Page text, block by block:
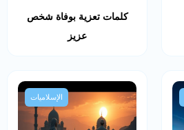
كلمات تعزية بوفاة شخص
عزيز
الإسلاميات